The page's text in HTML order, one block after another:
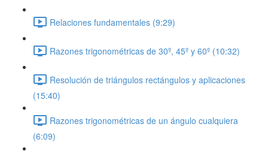
Relaciones fundamentales (9:29)
Razones trigonométricas de 30º, 45º y 60º (10:32)
Resolución de triángulos rectángulos y aplicaciones
(15:40)
Razones trigonométricas de un ángulo cualquiera
(6:09)